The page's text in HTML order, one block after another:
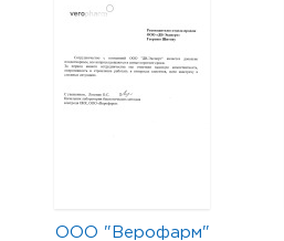
ООО "Верофарм"